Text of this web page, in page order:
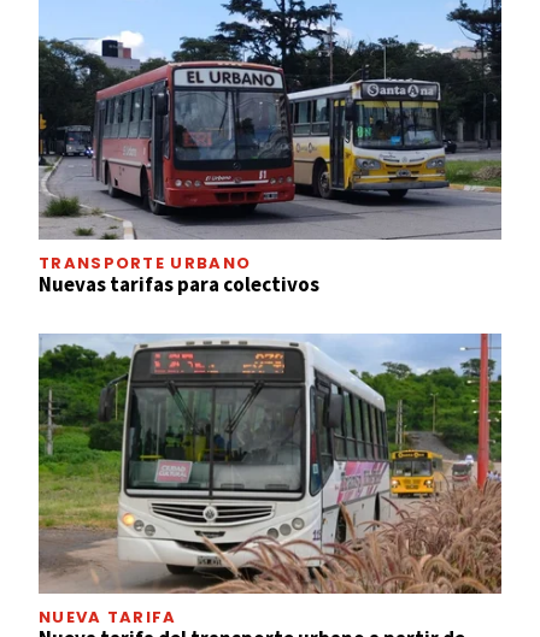
TRANSPORTE URBANO
Nuevas tarifas para colectivos
NUEVA TARIFA